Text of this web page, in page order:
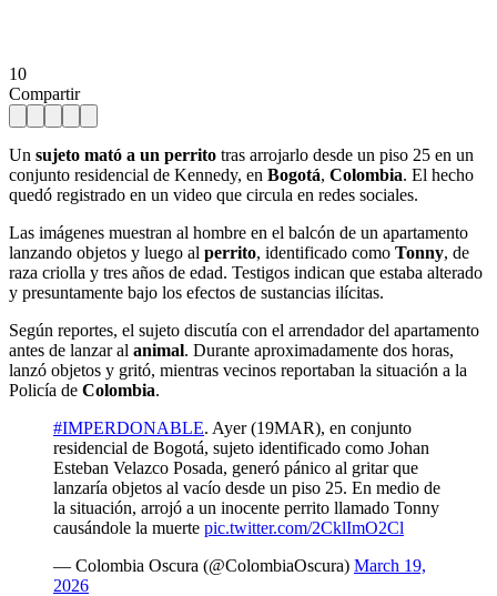
10
Compartir
Un sujeto mató a un perrito tras arrojarlo desde un piso 25 en un
conjunto residencial de Kennedy, en Bogotá, Colombia. El hecho
quedó registrado en un video que circula en redes sociales.
Las imágenes muestran al hombre en el balcón de un apartamento
lanzando objetos y luego al perrito, identificado como Tonny, de
raza criolla y tres años de edad. Testigos indican que estaba alterado
y presuntamente bajo los efectos de sustancias ilícitas.
Según reportes, el sujeto discutía con el arrendador del apartamento
antes de lanzar al animal. Durante aproximadamente dos horas,
lanzó objetos y gritó, mientras vecinos reportaban la situación a la
Policía de Colombia.
#IMPERDONABLE. Ayer (19MAR), en conjunto
residencial de Bogotá, sujeto identificado como Johan
Esteban Velazco Posada, generó pánico al gritar que
lanzaría objetos al vacío desde un piso 25. En medio de
la situación, arrojó a un inocente perrito llamado Tonny
causándole la muerte pic.twitter.com/2CklImO2Cl
— Colombia Oscura (@ColombiaOscura) March 19,
2026